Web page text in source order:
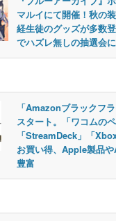
マルイにて開催！秋の
経生徒のグッズが多数
でハズレ無しの抽選会
「Amazonブラックフ
スタート。「ワコムの
「StreamDeck」「
お買い得、Apple製品
豊富